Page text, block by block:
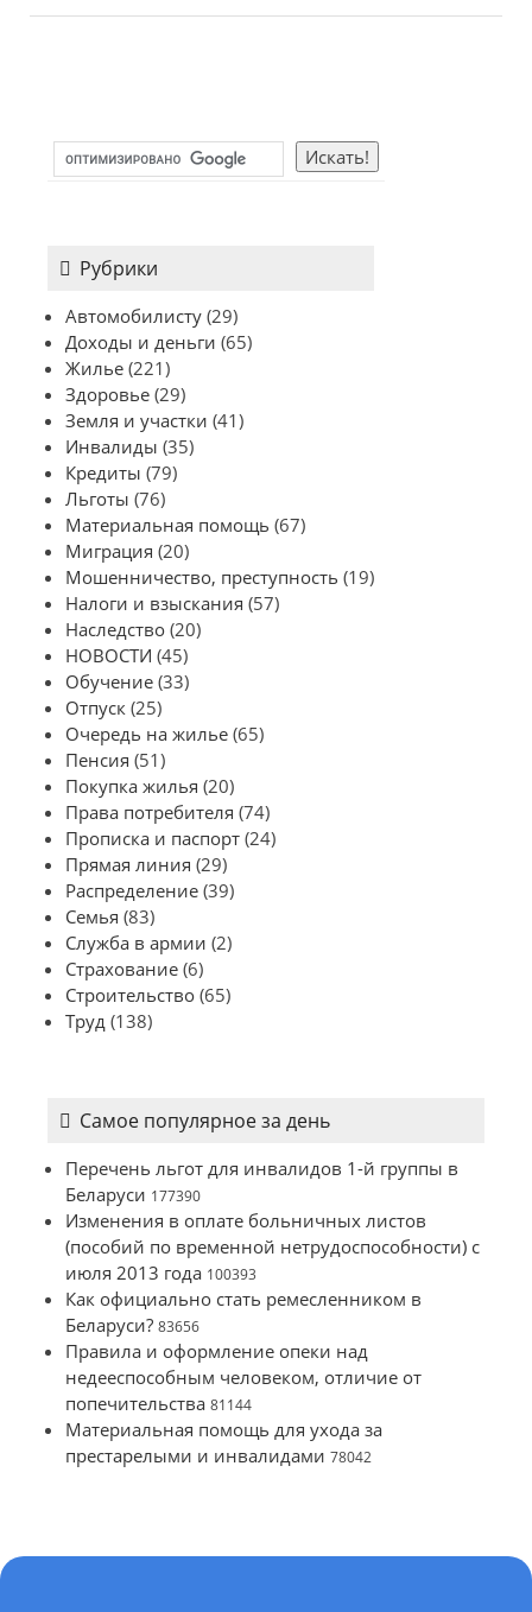
Рубрики
Автомобилисту (29)
Доходы и деньги (65)
Жилье (221)
Здоровье (29)
Земля и участки (41)
Инвалиды (35)
Кредиты (79)
Льготы (76)
Материальная помощь (67)
Миграция (20)
Мошенничество, преступность (19)
Налоги и взыскания (57)
Наследство (20)
НОВОСТИ (45)
Обучение (33)
Отпуск (25)
Очередь на жилье (65)
Пенсия (51)
Покупка жилья (20)
Права потребителя (74)
Прописка и паспорт (24)
Прямая линия (29)
Распределение (39)
Семья (83)
Служба в армии (2)
Страхование (6)
Строительство (65)
Труд (138)
Самое популярное за день
Перечень льгот для инвалидов 1-й группы в
Беларуси 177390
Изменения в оплате больничных листов
(пособий по временной нетрудоспособности) с
июля 2013 года 100393
Как официально стать ремесленником в
Беларуси? 83656
Правила и оформление опеки над
недееспособным человеком, отличие от
попечительства 81144
Материальная помощь для ухода за
престарелыми и инвалидами 78042